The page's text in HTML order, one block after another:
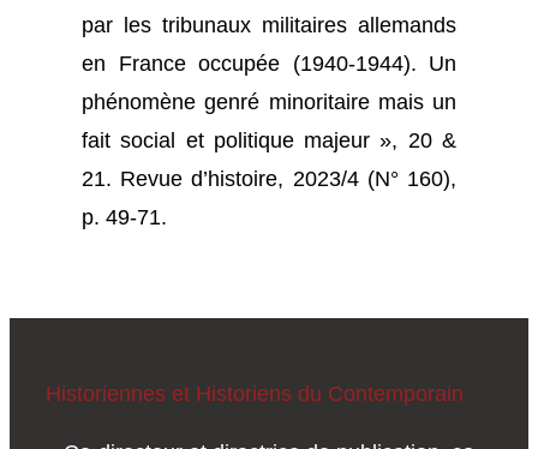
par les tribunaux militaires allemands
en France occupée (1940-1944). Un
phénomène genré minoritaire mais un
fait social et politique majeur », 20 &
21. Revue d’histoire, 2023/4 (N° 160),
p. 49-71.
Historiennes et Historiens du Contemporain